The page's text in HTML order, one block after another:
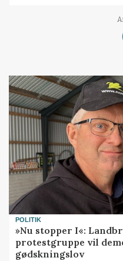
POLITIK
»Nu stopper I«:
protestgruppe vil
gødskningslov